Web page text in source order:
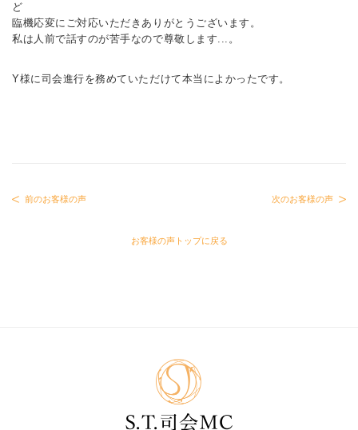
ど
臨機応変にご対応いただきありがとうございます。
私は人前で話すのが苦手なので尊敬します...。
Y様に司会進行を務めていただけて本当によかったです。
前のお客様の声
お客様の声トップに戻る
次のお客様の声